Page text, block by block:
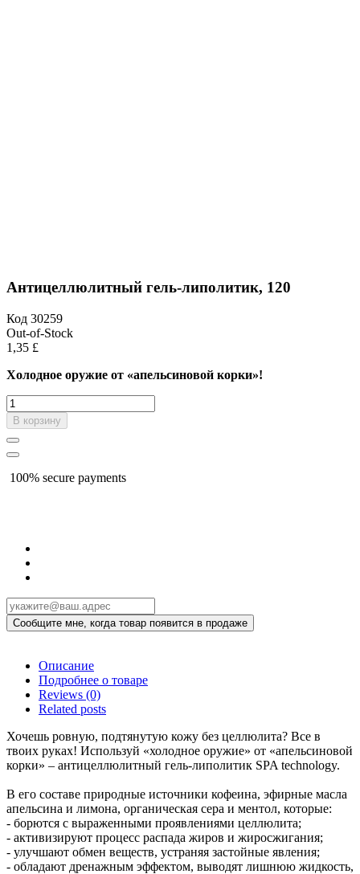
Антицеллюлитный гель-липолитик, 120
Код 30259
Out-of-Stock
1,35 £
Холодное оружие от «апельсиновой корки»!
В корзину
100% secure payments
Описание
Подробнее о товаре
Reviews (0)
Related posts
Хочешь ровную, подтянутую кожу без целлюлита? Все в
твоих руках! Используй «холодное оружие» от «апельсиновой
корки» – антицеллюлитный гель-липолитик SPA technology.
В его составе природные источники кофеина, эфирные масла
апельсина и лимона, органическая сера и ментол, которые:
- борются с выраженными проявлениями целлюлита;
- активизируют процесс распада жиров и жиросжигания;
- улучшают обмен веществ, устраняя застойные явления;
- обладают дренажным эффектом, выводят лишнюю жидкость,